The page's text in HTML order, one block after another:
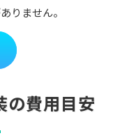
りません。
の費用目安